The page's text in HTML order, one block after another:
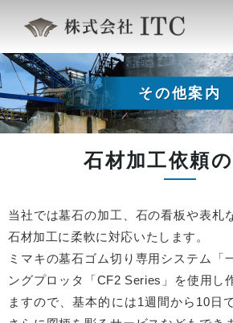
その他案内
石材加工依頼
当社では墓石の加工、石の看板や表札
石材加工に柔軟に対応いたします。
ミマキの墓石ゴム切り専用システム「
ングプロッタ「CF2 Series」を使用し
ますので、基本的には1週間から10日